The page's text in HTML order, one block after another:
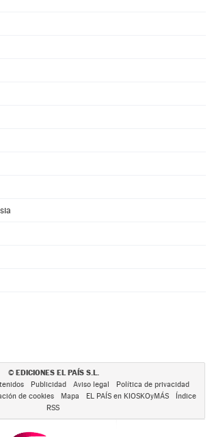
© EDICIONES EL PAÍS S.L.
Publicidad Aviso legal
Política de privacidad
de cookies Mapa EL PAÍS en KIOSKOyMÁS
Índice
RSS